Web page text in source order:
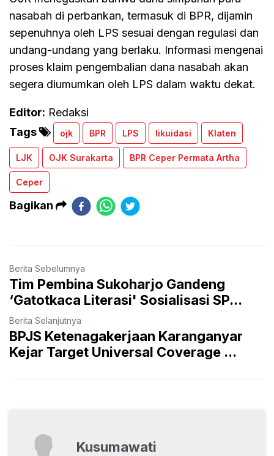
nasabah di perbankan, termasuk di BPR, dijamin
sepenuhnya oleh LPS sesuai dengan regulasi dan
undang-undang yang berlaku. Informasi mengenai
proses klaim pengembalian dana nasabah akan
segera diumumkan oleh LPS dalam waktu dekat.
Editor: Redaksi
Tags
ojk BPR LPS likuidasi Klaten
LJK OJK Surakarta BPR Ceper Permata Artha
Ceper
Bagikan
Berita Sebelumnya
Tim Pembina Sukoharjo Gandeng
‘Gatotkaca Literasi' Sosialisasi SP...
Berita Selanjutnya
BPJS Ketenagakerjaan Karanganyar
Kejar Target Universal Coverage ...
Kusumawati